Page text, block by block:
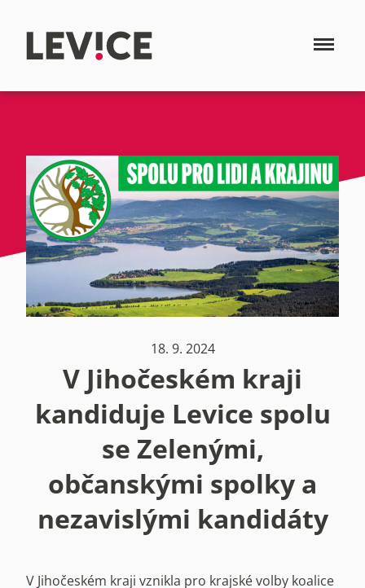
18. 9. 2024
V Jihočeském kraji
kandiduje Levice spolu
se Zelenými,
občanskými spolky a
nezavislými kandidáty
V Jihočeském kraji vznikla pro krajské volby koalice